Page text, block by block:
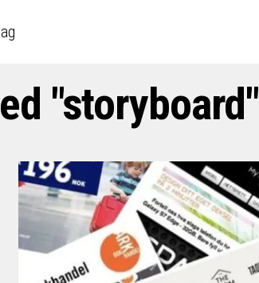
"storyboard"